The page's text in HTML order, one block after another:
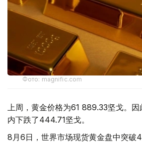
Фото: magnific.com
上周，黄金价格为61 889.33坚戈。因
内下跌了444.71坚戈。
8月6日，世界市场现货黄金盘中突破